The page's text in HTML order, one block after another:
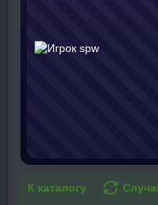
К каталогу